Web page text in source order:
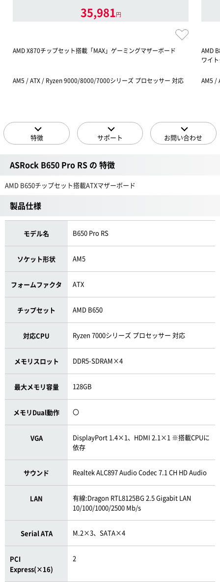
35,981円
AMD X870チップセット搭載「MAX」ゲーミングマザーボード
AM5 / ATX / Ryzen 9000/8000/7000シリーズ プロセッサー 対応
AMD
ワイ
AM5 /
特徴 サポート お問い合わせ
ASRock B650 Pro RS の 特徴
AMD B650チップセット搭載ATXマザーボード
製品仕様
モデル名 B650 Pro RS
ソケット形状 AM5
フォームファクタ ATX
チップセット AMD B650
対応CPU Ryzen 7000シリーズ プロセッサー 対応
メモリスロット DDR5-SDRAM×4
最大メモリ容量 128GB
メモリDual動作 〇
VGA
DisplayPort 1.4×1、HDMI 2.1×1 ※搭載CPUに
依存
サウンド Realtek ALC897 Audio Codec 7.1 CH HD Audio
LAN
有線:Dragon RTL8125BG 2.5 Gigabit LAN
10/100/1000/2500 Mb/s
Serial ATA M.2×3、SATA×4
PCI
Express(×16)
2